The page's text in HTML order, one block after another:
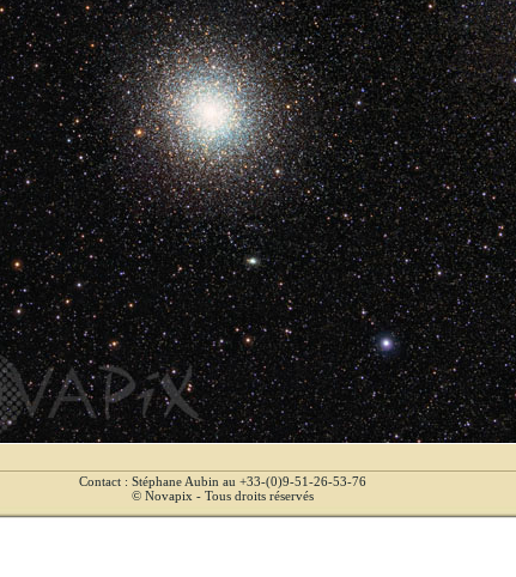
Contact : Stéphane Aubin au +33-(0)9-51-26-53-76
© Novapix - Tous droits réservés